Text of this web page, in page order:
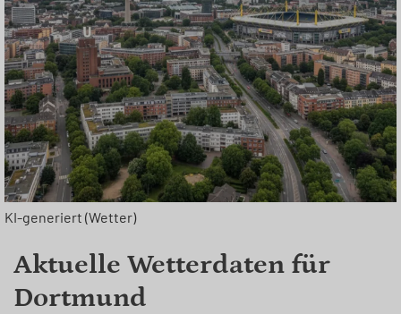
KI-generiert (Wetter)
Aktuelle Wetterdaten für
Dortmund